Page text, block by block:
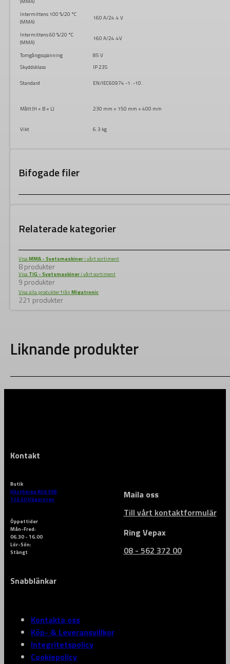
Intermittens 100 %/20 °C
(MMA)
160 A/24.4 V
Intermittens 60 %/20 °C
(MMA)
160 A/24.4V
Tomgångsspänning
85 V
Skyddsklass
IP 23S
Standard EN/IEC60974 -1. -10.
Mått (H × B × L) 230 mm × 150 mm × 400 mm
Vikt 6.3 kg
Bifogade filer
Relaterade kategorier
VisaMMA - Svetsmaskiner i vårt sortiment
8 produkter
Visa TIG - Svetsmaskiner i vårt sortiment
9 produkter
Visa alla produkter frånMigatronic
221 produkter
Liknande produkter
Kontakt
Butik
Västberga Allé 36B
126 30 Hägersten
Maila oss
Till vårt kontaktformulär
Öppettider
Mån-Fred:
06.30 - 16.00
Lör-Sön:
Stängt
Ring Vepax
08 - 562 372 00
Snabblänkar
Kontakta oss
Köp- & Leveransvillkor
Integritetspolicy
Cookiepolicy